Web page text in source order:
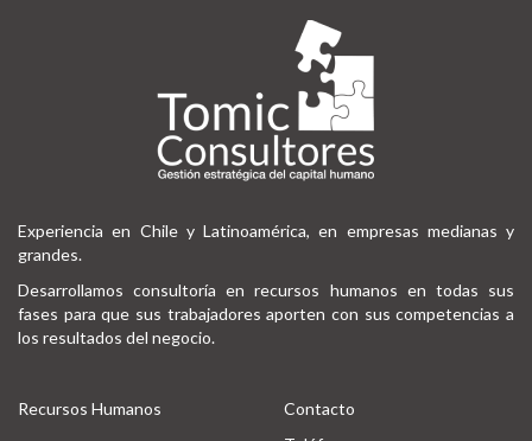
Experiencia en Chile y Latinoamérica, en empresas medianas y
grandes.
Desarrollamos consultoría en recursos humanos en todas sus
fases para que sus trabajadores aporten con sus competencias a
los resultados del negocio.
Recursos Humanos
Contacto